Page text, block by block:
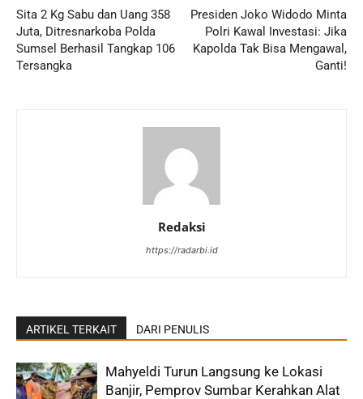
Sita 2 Kg Sabu dan Uang 358
Juta, Ditresnarkoba Polda
Sumsel Berhasil Tangkap 106
Tersangka
Presiden Joko Widodo Minta
Polri Kawal Investasi: Jika
Kapolda Tak Bisa Mengawal,
Ganti!
Redaksi
https://radarbi.id
ARTIKEL TERKAIT DARI PENULIS
Mahyeldi Turun Langsung ke Lokasi
Banjir, Pemprov Sumbar Kerahkan Alat